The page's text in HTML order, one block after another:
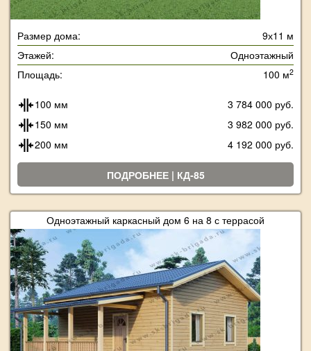
Размер дома:
9х11 м
Этажей:
Одноэтажный
Площадь:
100 м2
100 мм
3 784 000 руб.
150 мм
3 982 000 руб.
200 мм
4 192 000 руб.
ПОДРОБНЕЕ | КД-85
Одноэтажный каркасный дом 6 на 8 с террасой